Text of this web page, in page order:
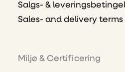
Salgs- &
Sales- and delivery terms
Miljø & Certificering